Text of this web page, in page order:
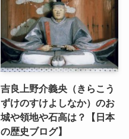
吉良上野介義央（きらこう
ずけのすけよしなか）のお
城や領地や石高は？【日本
の歴史ブログ】